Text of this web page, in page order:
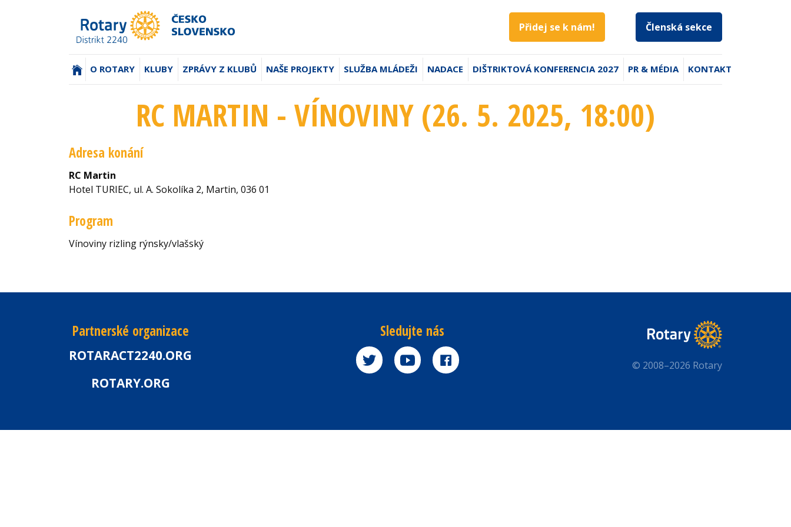
Přidej se k nám! Členská sekce
(AKTUÁLNÍ)
O ROTARY KLUBY ZPRÁVY Z KLUBŮ NAŠE PROJEKTY SLUŽBA MLÁDEŽI NADACE DIŠTRIKTOVÁ KONFERENCIA 2027 PR & MÉDIA KONTAKT
RC MARTIN - VÍNOVINY (26. 5. 2025, 18:00)
Adresa konání
RC Martin
Hotel TURIEC, ul. A. Sokolíka 2, Martin, 036 01
Program
Vínoviny rizling rýnsky/vlašský
Partnerské organizace
ROTARACT2240.ORG
ROTARY.ORG
Sledujte nás
© 2008–2026 Rotary